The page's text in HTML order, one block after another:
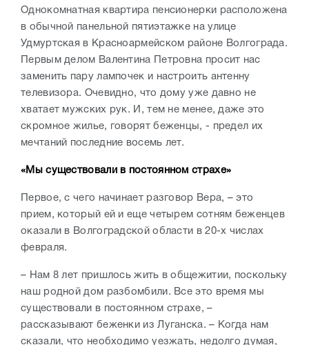
Однокомнатная квартира пенсионерки расположена
в обычной панельной пятиэтажке на улице
Удмуртская в Красноармейском районе Волгограда.
Первым делом Валентина Петровна просит нас
заменить пару лампочек и настроить антенну
телевизора. Очевидно, что дому уже давно не
хватает мужских рук. И, тем не менее, даже это
скромное жилье, говорят беженцы, - предел их
мечтаний последние восемь лет.
«Мы существовали в постоянном страхе»
Первое, с чего начинает разговор Вера, – это
прием, который ей и еще четырем сотням беженцев
оказали в Волгоградской области в 20-х числах
февраля.
– Нам 8 лет пришлось жить в общежитии, поскольку
наш родной дом разбомбили. Все это время мы
существовали в постоянном страхе, –
рассказывают беженки из Луганска. – Когда нам
сказали, что необходимо уезжать, недолго думая,